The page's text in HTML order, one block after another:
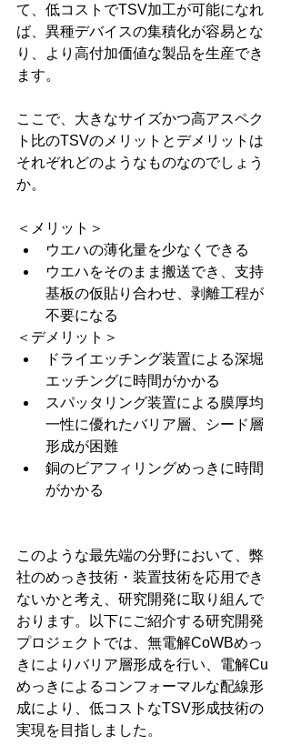
て、低コストでTSV加工が可能になれ
ば、異種デバイスの集積化が容易とな
り、より高付加価値な製品を生産でき
ます。
ここで、大きなサイズかつ高アスペク
ト比のTSVのメリットとデメリットは
それぞれどのようなものなのでしょう
か。
＜メリット＞
ウエハの薄化量を少なくできる
ウエハをそのまま搬送でき、支持
基板の仮貼り合わせ、剥離工程が
不要になる
＜デメリット＞
ドライエッチング装置による深堀
エッチングに時間がかかる
スパッタリング装置による膜厚均
一性に優れたバリア層、シード層
形成が困難
銅のビアフィリングめっきに時間
がかかる
このような最先端の分野において、弊
社のめっき技術・装置技術を応用でき
ないかと考え、研究開発に取り組んで
おります。以下にご紹介する研究開発
プロジェクトでは、無電解CoWBめっ
きによりバリア層形成を行い、電解Cu
めっきによるコンフォーマルな配線形
成により、低コストなTSV形成技術の
実現を目指しました。